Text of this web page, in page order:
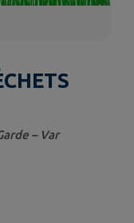
– Var